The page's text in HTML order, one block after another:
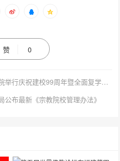
赞 0
上一篇：热烈祝贺！武昌佛学院举行庆祝建校99周年暨全面复学系列活动
布最新《宗教院校管理办法》